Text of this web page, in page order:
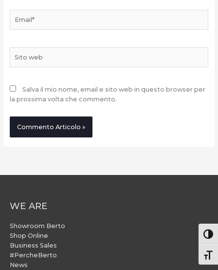
web
Salva il mio nome, email e sito web in questo browser per
la prossima volta che commento.
WE ARE
Showroom Berto
Shop Online
Business Sales
#PercheBerto
News